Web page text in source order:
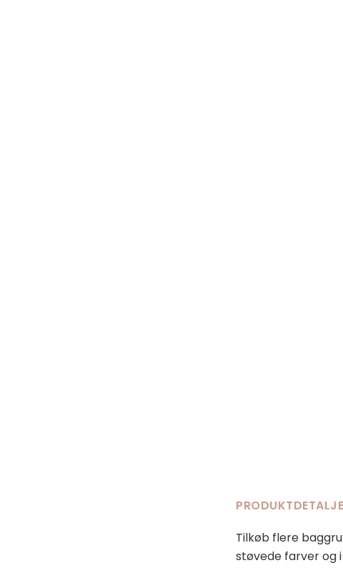
Tilkøb flere
støvede farver og